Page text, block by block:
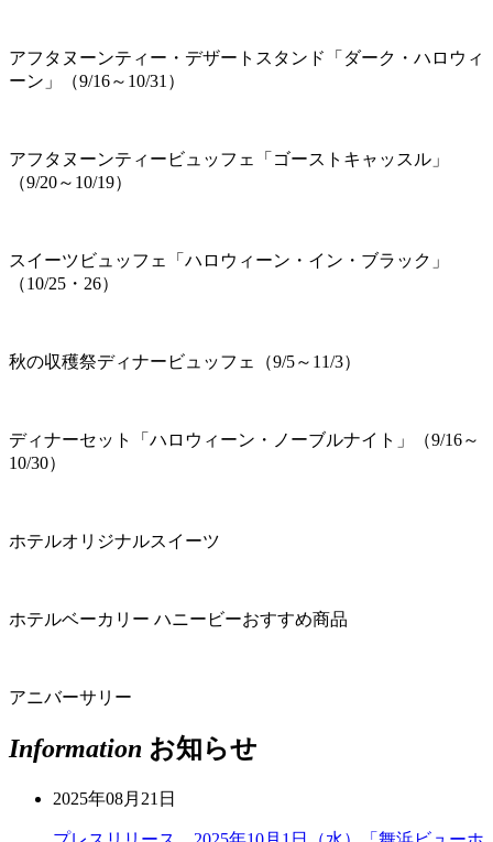
アフタヌーンティー・デザートスタンド「ダーク・ハロウィ
ーン」（9/16～10/31）
アフタヌーンティービュッフェ「ゴーストキャッスル」
（9/20～10/19）
スイーツビュッフェ「ハロウィーン・イン・ブラック」
（10/25・26）
秋の収穫祭ディナービュッフェ（9/5～11/3）
ディナーセット「ハロウィーン・ノーブルナイト」（9/16～
10/30）
ホテルオリジナルスイーツ
ホテルベーカリー ハニービーおすすめ商品
アニバーサリー
Information お知らせ
2025年08月21日